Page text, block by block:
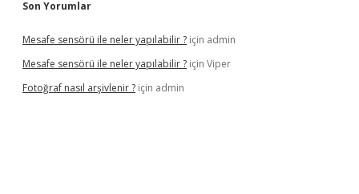
Son Yorumlar
Mesafe sensörü ile neler yapılabilir ? için admin
Mesafe sensörü ile neler yapılabilir ? için Viper
Fotoğraf nasıl arşivlenir ? için admin